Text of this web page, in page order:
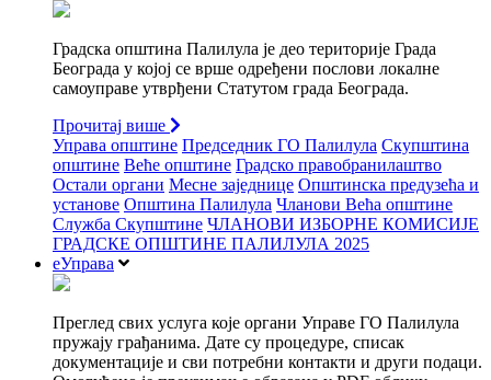
Градска општина Палилула је део територије Града
Београда у којој се врше одређени послови локалне
самоуправе утврђени Статутом града Београда.
Прочитај више
Управа општине Председник ГО Палилула Скупштина
општине Веће општине Градско правобранилаштво
Остали органи Месне заједнице Општинска предузећа и
установе Општина Палилула Чланови Већа општине
Служба Скупштине ЧЛАНОВИ ИЗБОРНЕ КОМИСИЈЕ
ГРАДСКЕ ОПШТИНЕ ПАЛИЛУЛА 2025
еУправа
Преглед свих услуга које органи Управе ГО Палилула
пружају грађанима. Дате су процедуре, списак
документације и сви потребни контакти и други подаци.